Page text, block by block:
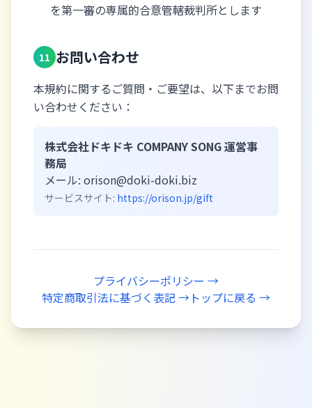
を第一審の専属的合意管轄裁判所とします
11 お問い合わせ
本規約に関するご質問・ご要望は、以下までお問
い合わせください：
株式会社ドキドキ COMPANY SONG 運営事
務局
メール: orison@doki-doki.biz
サービスサイト: https://orison.jp/gift
プライバシーポリシー →
特定商取引法に基づく表記 → トップに戻る →